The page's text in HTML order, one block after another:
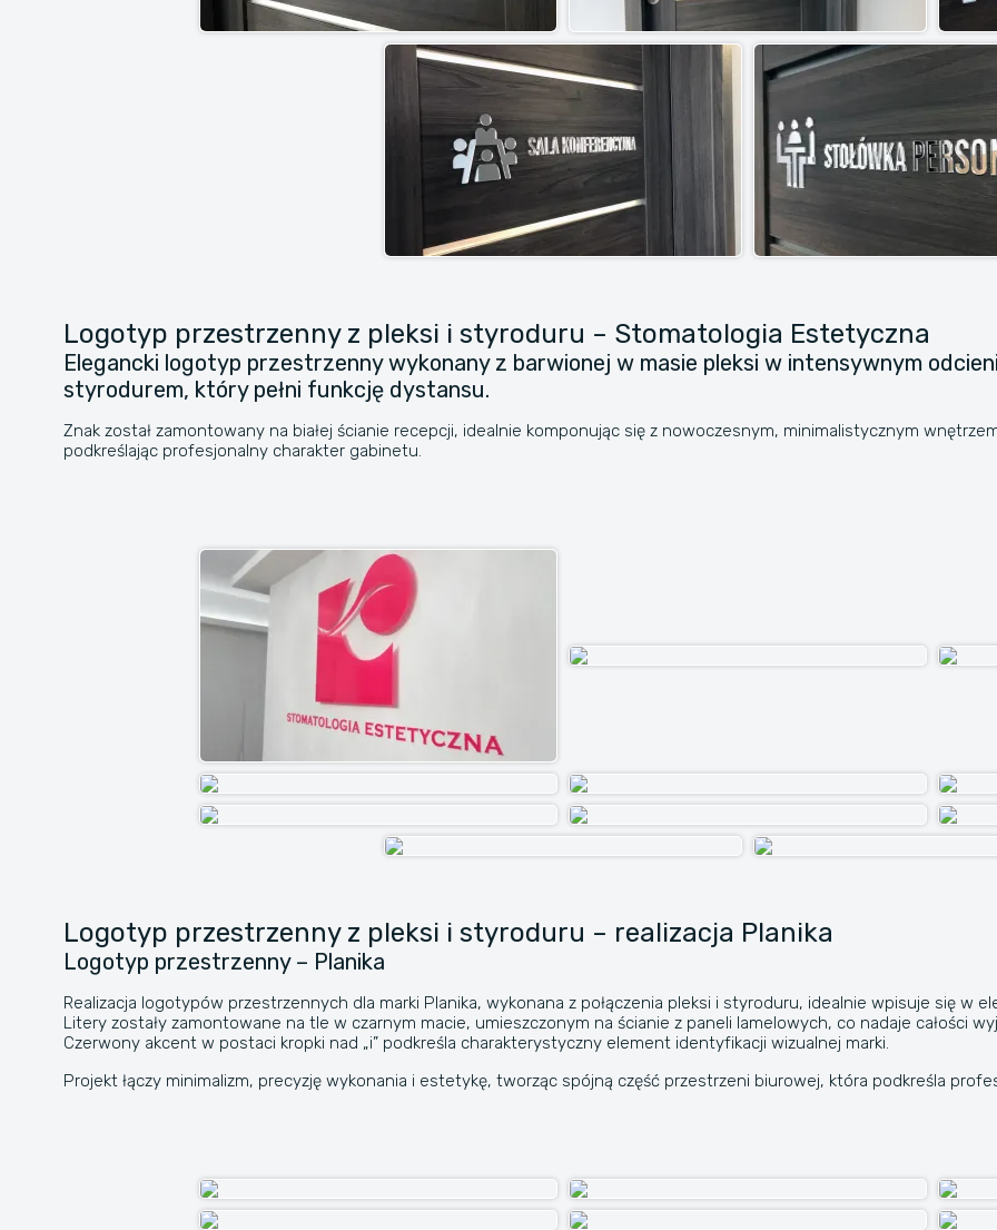
Logotyp przestrzenny z pleksi i styroduru – Stomatologia Estetyczna
Elegancki logotyp przestrzenny wykonany z barwionej w masie pleksi w intensywnym
styrodurem, który pełni funkcję dystansu.
Znak został zamontowany na białej ścianie recepcji, idealnie komponując się z nowoczesnym, minimalistycznym
podkreślając profesjonalny charakter gabinetu.
Logotyp przestrzenny z pleksi i styroduru – realizacja Planika
Logotyp przestrzenny – Planika
Realizacja logotypów przestrzennych dla marki Planika, wykonana z połączenia pleksi i styroduru, idealnie wpisuje się w
Litery zostały zamontowane na tle w czarnym macie, umieszczonym na ścianie z paneli lamelowych, co nadaje całości
Czerwony akcent w postaci kropki nad „i” podkreśla charakterystyczny element identyfikacji wizualnej marki.
Projekt łączy minimalizm, precyzję wykonania i estetykę, tworząc spójną część przestrzeni biurowej, która podkreśla